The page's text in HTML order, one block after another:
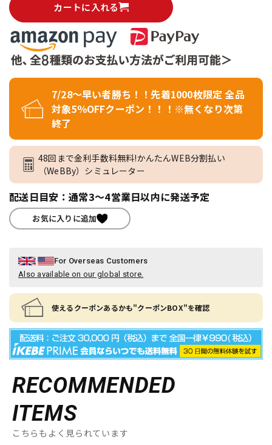
カートに入れる
7/28～早い者勝ち！！先着1000枚限定 全品
対象5％OFFクーポン！！！※無くなり次第
終了
48回まで金利手数料無料!かんたんWEB分割払い
（WeBBy）シミュレーター
配送日目安：通常3～4営業日以内に発送予定
お気に入りに追加
For Overseas Customers
Also available on our global store.
使えるクーポンあるかも"クーポンBOX"を確認
RECOMMENDED
ITEMS
こちらもよく見られています